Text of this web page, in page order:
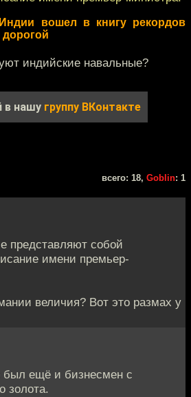
вошел в книгу рекордов
дорогой
индийские навальные?
в нашу группу ВКонтакте
всего: 18, Goblin: 1
представляют собой
имени премьер-
величия? Вот это размах у
ещё и бизнесмен с
золота.